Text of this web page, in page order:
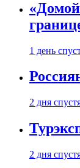
1 день
2 дня
2 дня